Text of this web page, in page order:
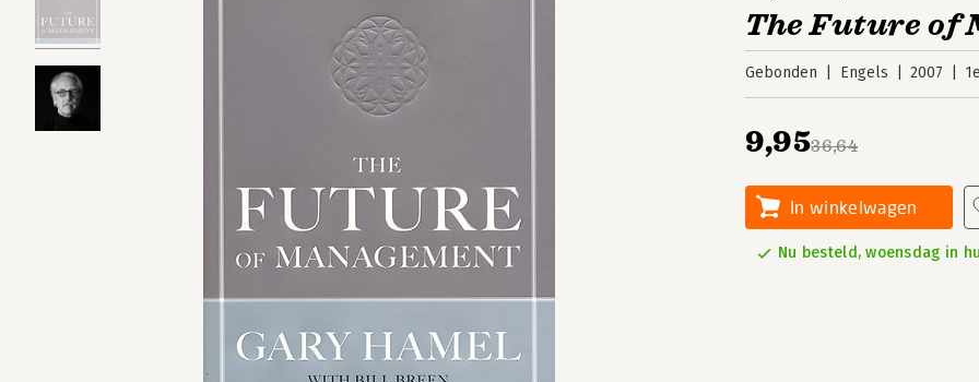
The Future of
Gebonden Engels 2007
36,64
9,95
In winkelwagen
Nu besteld, woensdag in